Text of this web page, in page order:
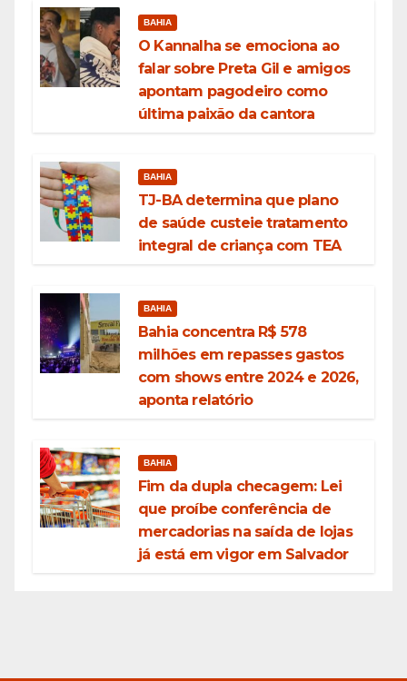
BAHIA
O Kannalha se emociona ao
falar sobre Preta Gil e amigos
apontam pagodeiro como
última paixão da cantora
BAHIA
TJ-BA determina que plano
de saúde custeie tratamento
integral de criança com TEA
BAHIA
Bahia concentra R$ 578
milhões em repasses gastos
com shows entre 2024 e 2026,
aponta relatório
BAHIA
Fim da dupla checagem: Lei
que proíbe conferência de
mercadorias na saída de lojas
já está em vigor em Salvador